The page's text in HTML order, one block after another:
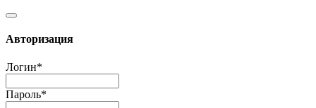
Авторизация
Логин*
Пароль*